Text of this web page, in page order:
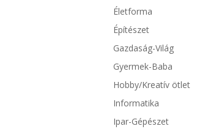
Életforma
Építészet
Gazdaság-Világ
Gyermek-Baba
Hobby/Kreatív ötlet
Informatika
Ipar-Gépészet